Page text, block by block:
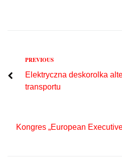
Nawigacja
wpisu
Previous
PREVIOUS
Elektryczna deskorolka
transportu
Kongres „European